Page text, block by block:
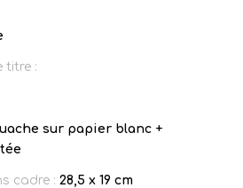
titre :
sur papier blanc +
cadre : 28,5 x 19 cm